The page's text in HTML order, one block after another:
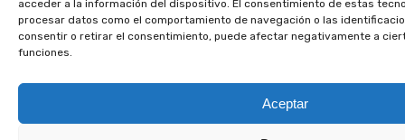
acceder a la información del dispositivo. El consentimiento de estas
procesar datos como el comportamiento de navegación o las
consentir o retirar el consentimiento, puede afectar negativamente a
funciones.
Aceptar